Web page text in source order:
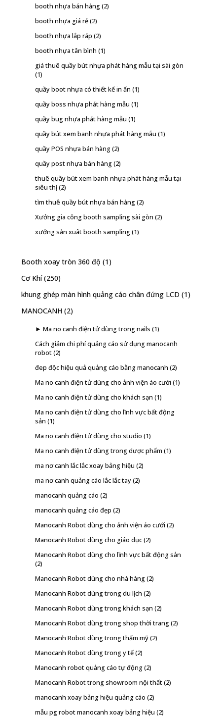
booth nhựa bán hàng(2)
booth nhựa giá rẻ(2)
booth nhựa lắp ráp (2)
booth nhựa tân bình (1)
giá thuê quầy bút nhựa phát hàng mẫu tại sài gòn
(1)
quầy boot nhựa có thiết kế in ấn (1)
quầy boss nhựa phát hàng mẫu (1)
quầy bug nhựa phát hàng mẫu (1)
quầy bút xem banh nhựa phát hàng mẫu (1)
quầy POS nhựa bán hàng(2)
quầy post nhựa bán hàng(2)
thuê quầy bút xem banh nhựa phát hàng mẫu tại
siêu thị(2)
tìm thuê quầy bút nhựa bán hàng(2)
Xưởng gia công booth sampling sài gòn (2)
xưởng sản xuât booth sampling(1)
Booth xoay tròn 360 độ (1)
Cơ Khí (250)
khung ghép màn hình quảng cáo chân đứng LCD (1)
MANOCANH (2)
► Ma no canh điện tử dùng trong nails (1)
Cách giảm chi phí quảng cáo sử dụng manocanh
robot(2)
đep độc hiệu quả quảng cáo bằng manocanh (2)
Ma no canh điện tử dùng cho ảnh viện áo cưới (1)
Ma no canh điện tử dùng cho khách sạn (1)
Ma no canh điện tử dùng cho lĩnh vực bất động
sản (1)
Ma no canh điện tử dùng cho studio (1)
Ma no canh điện tử dùng trong dược phẩm (1)
ma nơ canh lắc lắc xoay bảng hiệu (2)
ma nơ canh quảng cáo lắc lắc tay(2)
manocanh quảng cáo (2)
manocanh quảng cáo đẹp (2)
Manocanh Robot dùng cho ảnh viện áo cưới (2)
Manocanh Robot dùng cho giáo dục(2)
Manocanh Robot dùng cho lĩnh vực bất động sản
(2)
Manocanh Robot dùng cho nhà hàng(2)
Manocanh Robot dùng trong du lịch (2)
Manocanh Robot dùng trong khách sạn (2)
Manocanh Robot dùng trong shop thời trang(2)
Manocanh Robot dùng trong thẩm mỹ(2)
Manocanh Robot dùng trong y tế(2)
Manocanh robot quảng cáo tự động(2)
Manocanh Robot trong showroom nội thất(2)
manocanh xoay bảng hiệu quảng cáo (2)
mẫu pg robot manocanh xoay bảng hiệu (2)